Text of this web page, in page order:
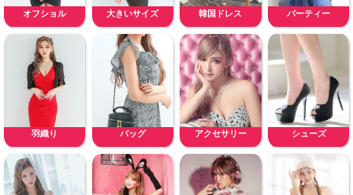
オフショル 大きいサイズ 韓国ドレス パーティー
羽織り バッグ アクセサリー シューズ